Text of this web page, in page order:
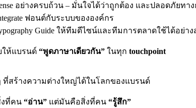
อย่างครบถ้วน – มั่นใจได้ว่าถูกต้อง และปลอดภัยทา
ฟอนต์กับระบบขององค์กร
Guide ให้ทีมดีไซน์และทีมการตลาดใช้ได้อย่า
ให้แบรนด์ “พูดภาษาเดียวกัน” ในทุก touchpoint
ที่สร้างความต่างใหญ่ได้ในโลกของแบรนด์
งที่คน “อ่าน” แต่มันคือสิ่งที่คน “รู้สึก”